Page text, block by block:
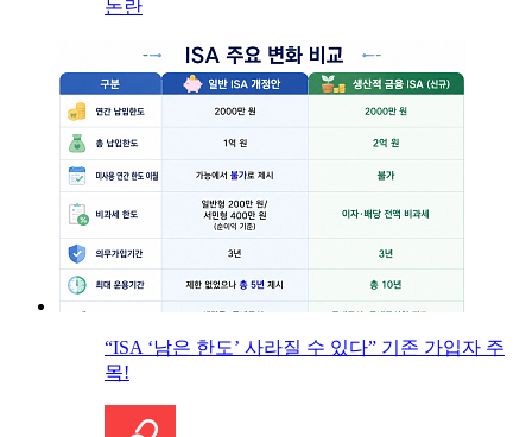
논란
“ISA ‘남은 한도’ 사라질 수 있다” 기존 가입자 주
목!